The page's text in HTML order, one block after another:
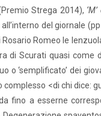
Strega 2014),
del giornale
Rosario Romeo le
di Scurati quasi come
o ‘semplificato’ dei
<di chi dice:
fino a esserne